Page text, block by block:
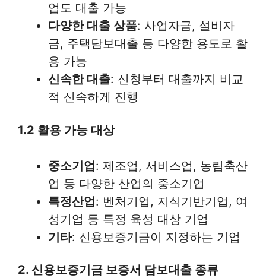
업도 대출 가능
다양한 대출 상품: 사업자금, 설비자
금, 주택담보대출 등 다양한 용도로 활
용 가능
신속한 대출: 신청부터 대출까지 비교
적 신속하게 진행
1.2 활용 가능 대상
중소기업: 제조업, 서비스업, 농림축산
업 등 다양한 산업의 중소기업
특정산업: 벤처기업, 지식기반기업, 여
성기업 등 특정 육성 대상 기업
기타: 신용보증기금이 지정하는 기업
2. 신용보증기금 보증서 담보대출 종류